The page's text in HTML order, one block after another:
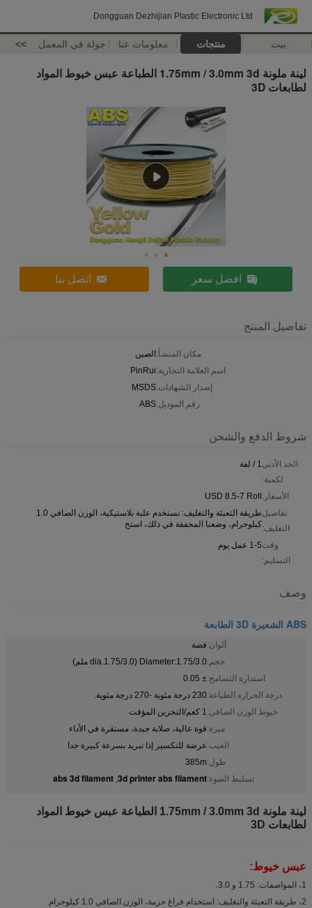
Dongguan Dezhijian Plastic Electronic Ltd
بيت منتجات معلومات عنا جولة في المعمل >>
لينة ملونة 1.75mm / 3.0mm 3d الطباعة عبس خيوط المواد
لطابعات 3D
افضل سعر اتصل بنا
تفاصيل المنتج
مكان المنشأ:الصين
اسم العلامة التجارية:PinRui
إصدار الشهادات:MSDS
رقم الموديل:ABS
شروط الدفع والشحن
الحد الأدنى
لكمية:
1 / لفة
الأسعار:USD 8.5-7 Roll
تفاصيل
التغليف:
طريقة التعبئة والتغليف: نستخدم علبة بلاستيكية، الوزن الصافي 1.0
كيلوجرام، وضعنا المجففة في ذلك، استخ
وقت
التسليم:
1-5 عمل يوم
وصف
ABS الشعيرة 3D الطابعة
ألوان:فضة
حجم:Diameter:1.75/3.0 (dia.1.75/3.0 ملم)
استدارة التسامح:± 0.05
درجة الحرارة الطباعة:230 درجة مئوية -270 درجة مئوية.
خيوط الوزن الصافي:1 كغم/التخزين المؤقت
ميزة:قوة عالية، صلابة جيدة، مستقرة في الأداء
العيب:عرضة للتكسير إذا تبريد بسرعة كبيرة جدا
طول:385m
تسليط الضوء:3d printer abs filament
,
abs 3d filament
لينة ملونة 1.75mm / 3.0mm 3d الطباعة عبس خيوط المواد
لطابعات 3D
عبس خيوط:
1، المواصفات: 1.75 و 3.0.
2، طريقة التعبئة والتغليف: استخدام فراغ حزمة، الوزن الصافي 1.0 كيلوجرام.